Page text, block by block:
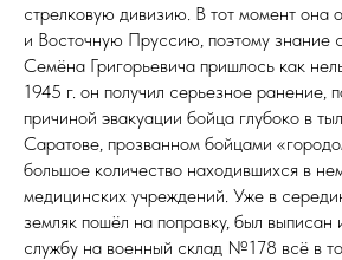
стрелковую дивизию. В тот момент она
и Восточную Пруссию, поэтому знание
Семёна Григорьевича пришлось как
1945 г. он получил серьезное ранение,
причиной эвакуации бойца глубоко в
Саратове, прозванном бойцами
большое количество находившихся в
медицинских учреждений. Уже в
земляк пошёл на поправку, был выписан
службу на военный склад №178 всё в